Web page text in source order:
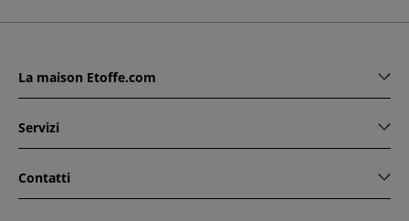
La maison Etoffe.com
Servizi
Contatti